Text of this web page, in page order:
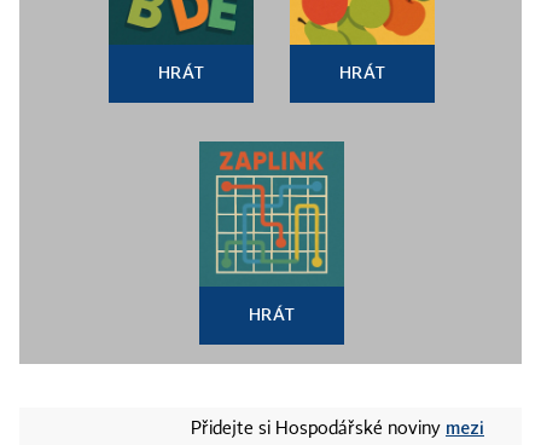
HRÁT HRÁT
HRÁT
Přidejte si Hospodářské noviny mezi